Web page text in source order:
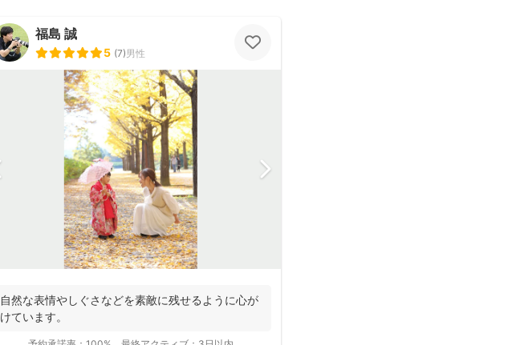
福島 誠
5 (7)男性
自然な表情やしぐさなどを素敵に残せるように心が
けています。